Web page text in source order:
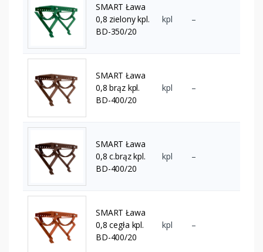
SMART Ława
0,8 zielony kpl.
BD-350/20
kpl –
SMART Ława
0,8 brąz kpl.
BD-400/20
kpl –
SMART Ława
0,8 c.brąz kpl.
BD-400/20
kpl –
SMART Ława
0,8 cegła kpl.
BD-400/20
kpl –